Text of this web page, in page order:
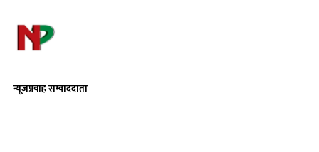
न्यूजप्रवाह सम्वाददाता